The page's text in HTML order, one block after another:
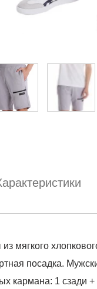
мягкого
посадка.
кармана: 1 сзади